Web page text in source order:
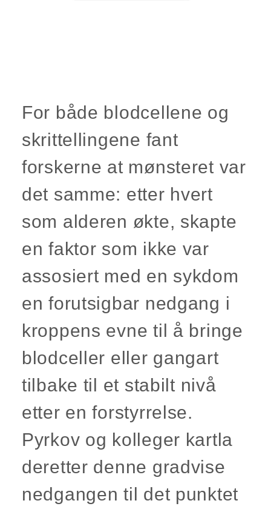
For både blodcellene og
skrittellingene fant
forskerne at mønsteret var
det samme: etter hvert
som alderen økte, skapte
en faktor som ikke var
assosiert med en sykdom
en forutsigbar nedgang i
kroppens evne til å bringe
blodceller eller gangart
tilbake til et stabilt nivå
etter en forstyrrelse.
Pyrkov og kolleger kartla
deretter denne gradvise
nedgangen til det punktet